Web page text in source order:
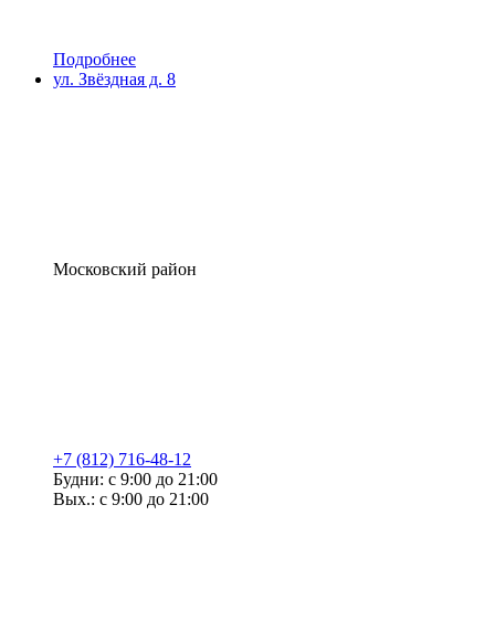
Подробнее
ул. Звёздная д. 8
Московский район
+7 (812) 716-48-12
Будни: с 9:00 до 21:00
Вых.: с 9:00 до 21:00